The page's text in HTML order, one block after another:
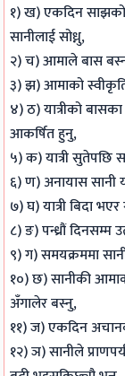
१) ख) एकदिन साझको
सानीलाई सोध्नु,
२) च) आमाले बास
३) झ) आमाको स्वीकृति
४) ठ) यात्रीको बासका
आकर्षित हुनु,
५) क) यात्री सुतेपछि
६) ण) अनायास सानी
७) घ) यात्री बिदा
८) ङ) पन्ध्रौं दिनसम्म
९) ग) समयक्रममा
१०) छ) सानीकी
अँगालेर बस्नु,
११) ज) एकदिन
१२) ञ) सानीले